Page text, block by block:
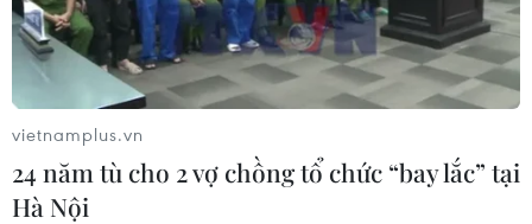
vietnamplus.vn
24 năm tù cho 2 vợ chồng tổ chức “bay lắc” tại
Hà Nội